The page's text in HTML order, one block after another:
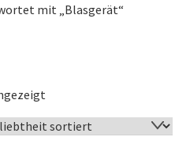
mit „Blasgerät“
Beliebtheit
sortiert